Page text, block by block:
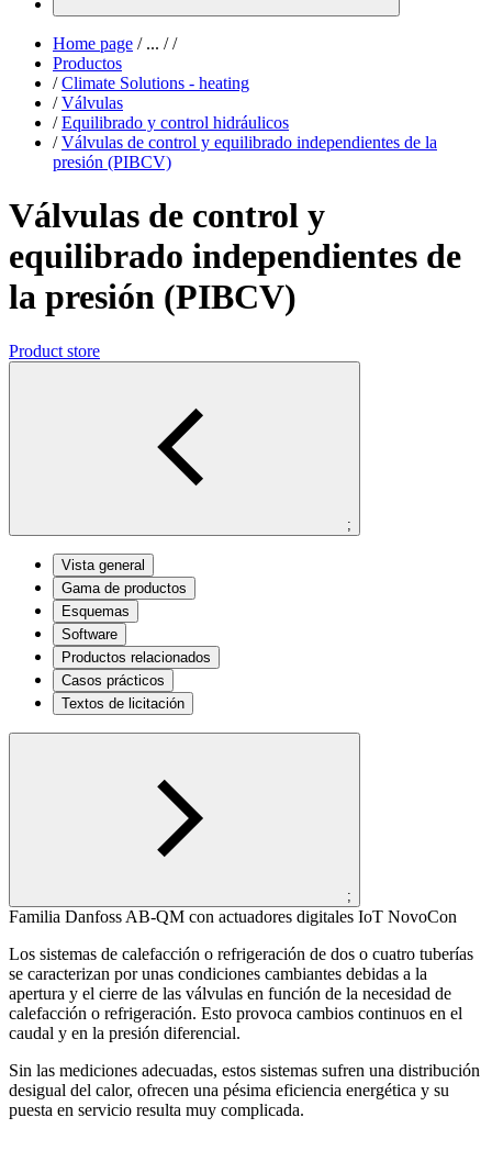
Home page /... / /
Productos
/ Climate Solutions - heating
/ Válvulas
/ Equilibrado y control hidráulicos
/ Válvulas de control y equilibrado independientes de la
presión (PIBCV)
Válvulas de control y
equilibrado independientes de
la presión (PIBCV)
Product store
;
Vista general
Gama de productos
Esquemas
Software
Productos relacionados
Casos prácticos
Textos de licitación
;
Familia Danfoss AB-QM con actuadores digitales IoT NovoCon
Los sistemas de calefacción o refrigeración de dos o cuatro tuberías
se caracterizan por unas condiciones cambiantes debidas a la
apertura y el cierre de las válvulas en función de la necesidad de
calefacción o refrigeración. Esto provoca cambios continuos en el
caudal y en la presión diferencial.
Sin las mediciones adecuadas, estos sistemas sufren una distribución
desigual del calor, ofrecen una pésima eficiencia energética y su
puesta en servicio resulta muy complicada.